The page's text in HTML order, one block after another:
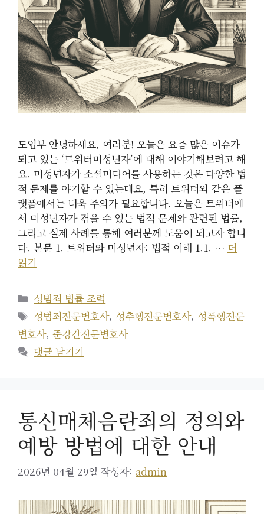
도입부 안녕하세요, 여러분! 오늘은 요즘 많은 이슈가
되고 있는 ‘트위터미성년자’에 대해 이야기해보려고 해
요. 미성년자가 소셜미디어를 사용하는 것은 다양한 법
적 문제를 야기할 수 있는데요, 특히 트위터와 같은 플
랫폼에서는 더욱 주의가 필요합니다. 오늘은 트위터에
서 미성년자가 겪을 수 있는 법적 문제와 관련된 법률,
그리고 실제 사례를 통해 여러분께 도움이 되고자 합니
다. 본문 1. 트위터와 미성년자: 법적 이해 1.1. … 더
읽기
카
테
고
리
성범죄 법률 조력
태
그
성범죄전문변호사, 성추행전문변호사, 성폭행전문
변호사, 준강간전문변호사
댓글 남기기
통신매체음란죄의 정의와
예방 방법에 대한 안내
2026년 04월 29일 작성자: admin